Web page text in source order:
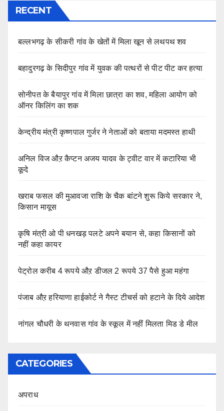
RECENT
बल्लभगढ़ के सीकरी गांव के खेतों में मिला खून से लथपथ शव
बहादुरगढ़ के सिदीपुर गांव में युवक की पत्थरों से पीट पीट कर हत्या
सोनीपत के बैयापुर गांव में मिला छात्रा का शव, महिला आयोग को
ऑनर किलिंग का शक
केन्द्रीय मंत्री कृष्णपाल गुर्जर ने नेताओं को बताया मदमस्त हाथी
अनिल विज औऱ कैप्टन अजय यादव के ट्वीट वार में कटारिया भी
कूदे
खराब फसल की मुआवजा राशि के चैक बांटने शुरू किये सरकार ने,
किसान मायूस
कृषि मंत्री ओ पी धनखड़ पलटे अपने बयान से, कहा किसानों को
नहीं कहा कायर
पेट्रोल करीब 4 रूपये औऱ डीजल 2 रूपये 37 पैसे हुआ महंगा
पंजाब औऱ हरियाणा हाईकोर्ट ने गैस्ट टीचर्स को हटाने के दिये आदेश
नांगल चौधरी के थनवास गांव के स्कूल में नहीं मिलता मिड डे मील
CATEGORIES
अपराध